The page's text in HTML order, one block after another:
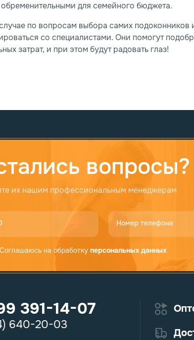
для семейного бюджета.
по вопросам выбора самих подоконников
со специалистами. Они помогут
затрат, и при этом будут радовать глаз!
вопросы?
их нашим профессиональным менеджерам
Номер телефона
Соглашаюсь на обработку персональных данных
391-14-07
640-20-03